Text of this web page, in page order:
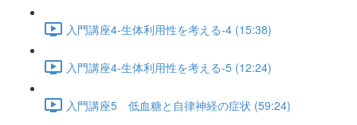
入門講座4-生体利用性を考える-4 (15:38)
入門講座4-生体利用性を考える-5 (12:24)
入門講座5 低血糖と自律神経の症状 (59:24)